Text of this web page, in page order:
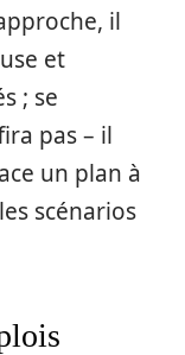
il
et
; se
pas – il
un plan à
scénarios